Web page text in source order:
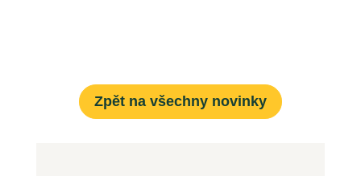
Zpět na všechny novinky